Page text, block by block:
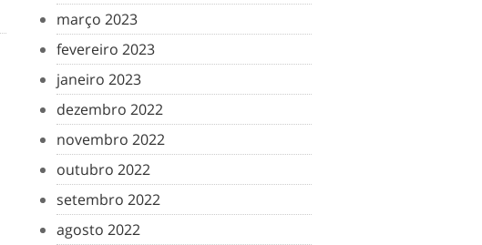
março 2023
fevereiro 2023
janeiro 2023
dezembro 2022
novembro 2022
outubro 2022
setembro 2022
agosto 2022